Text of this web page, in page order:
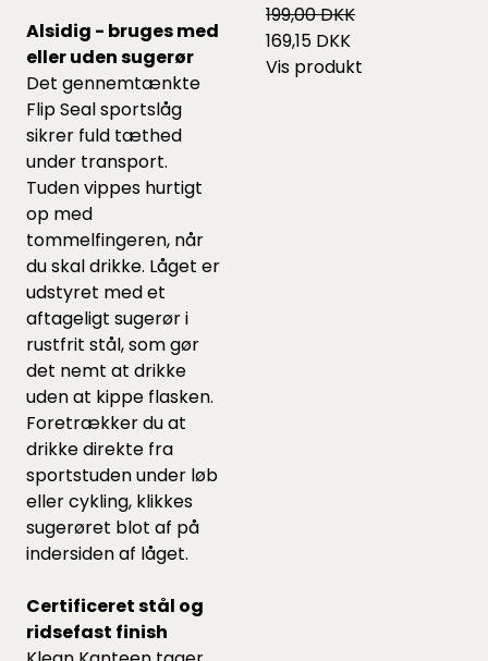
Alsidig - bruges med
eller uden sugerør
Det gennemtænkte
Flip Seal sportslåg
sikrer fuld tæthed
under transport.
Tuden vippes hurtigt
op med
tommelfingeren, når
du skal drikke. Låget er
udstyret med et
aftageligt sugerør i
rustfrit stål, som gør
det nemt at drikke
uden at kippe flasken.
Foretrækker du at
drikke direkte fra
sportstuden under løb
eller cykling, klikkes
sugerøret blot af på
indersiden af låget.
Certificeret stål og
ridsefast finish
199,00 DKK
169,15 DKK
Vis produkt